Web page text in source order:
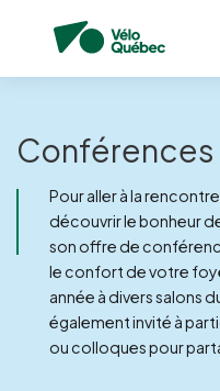
Conférences
Pour aller à la
découvrir le bonheur
son offre de
le confort de votre
année à divers salons
également invité à
ou colloques pour